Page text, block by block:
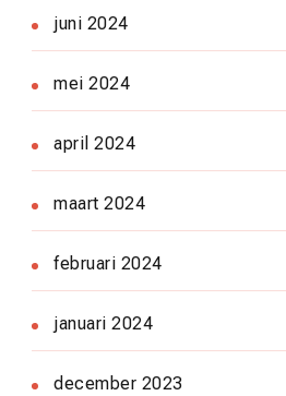
juni 2024
mei 2024
april 2024
maart 2024
februari 2024
januari 2024
december 2023